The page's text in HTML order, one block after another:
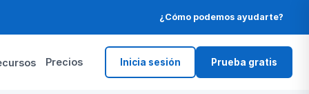
¿Cómo podemos ayudarte?
Precios Inicia sesión Prueba gratis